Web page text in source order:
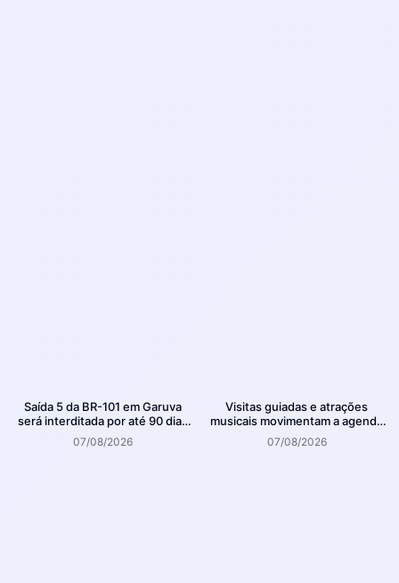
Saída 5 da BR-101 em Garuva
será interditada por até 90 dias
para obras
07/08/2026
Visitas guiadas e atrações
musicais movimentam a agenda
cultural da semana em Joinville
07/08/2026